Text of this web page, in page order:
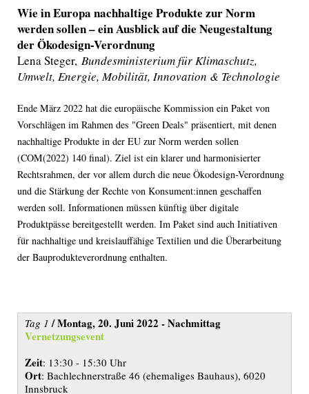
Wie in Europa nachhaltige Produkte zur Norm
werden sollen – ein Ausblick auf die Neugestaltung
der Ökodesign-Verordnung
Lena Steger, Bundesministerium für Klimaschutz,
Umwelt, Energie, Mobilität, Innovation & Technologie
Ende März 2022 hat die europäische Kommission ein Paket von
Vorschlägen im Rahmen des "Green Deals" präsentiert, mit denen
nachhaltige Produkte in der EU zur Norm werden sollen
(COM(2022) 140 final). Ziel ist ein klarer und harmonisierter
Rechtsrahmen, der vor allem durch die neue Ökodesign-Verordnung
und die Stärkung der Rechte von Konsument:innen geschaffen
werden soll. Informationen müssen künftig über digitale
Produktpässe bereitgestellt werden. Im Paket sind auch Initiativen
für nachhaltige und kreislauffähige Textilien und die Überarbeitung
der Bauprodukteverordnung enthalten.
Tag 1 /Montag, 20. Juni 2022 - Nachmittag
Vernetzungsevent
Zeit: 13:30 - 15:30 Uhr
Ort: Bachlechnerstraße 46 (ehemaliges Bauhaus), 6020
Innsbruck